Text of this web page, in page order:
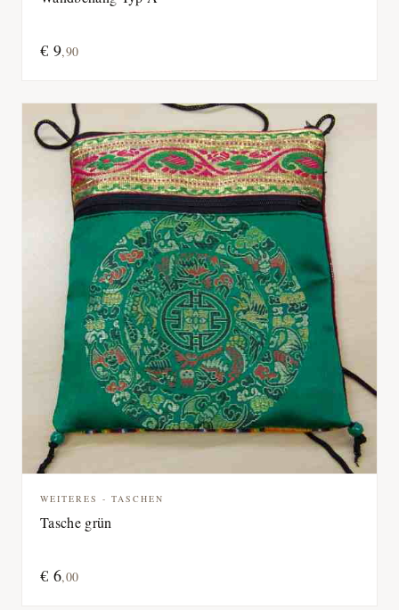
€ 9,90
WEITERES - TASCHEN
Tasche grün
€ 6,00